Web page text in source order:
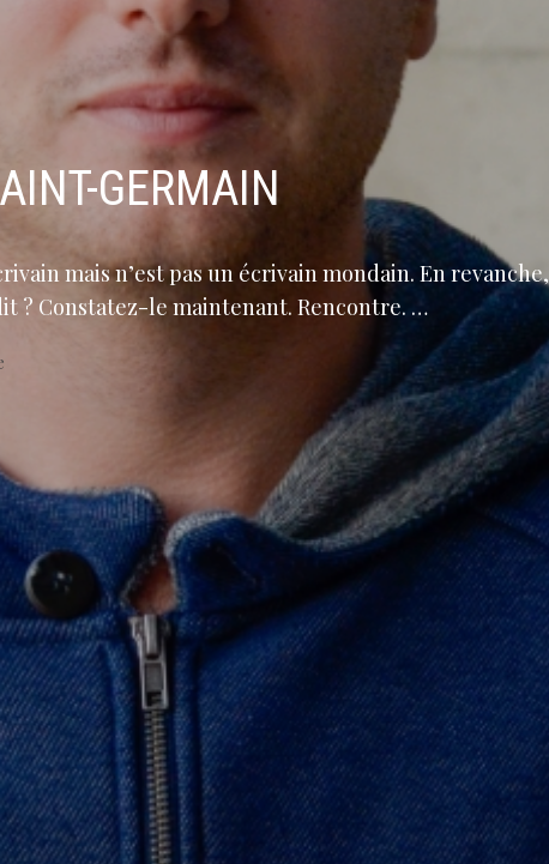
GERMAIN
mais n’est pas un écrivain mondain. En revanche,
? Constatez-le maintenant. Rencontre. …